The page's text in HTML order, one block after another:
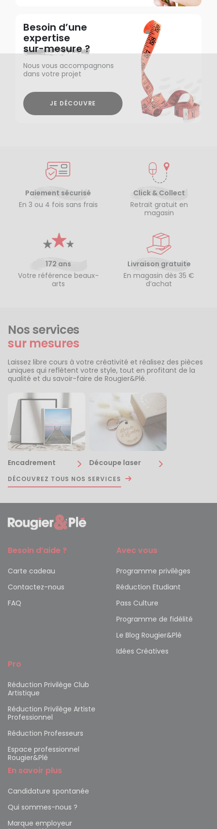
Besoin d’une
expertise
sur-mesure ?
Nous vous accompagnons
dans votre projet
JE DÉCOUVRE
Paiement sécurisé
En 3 ou 4 fois sans frais
Click & Collect
Retrait gratuit en
magasin
172 ans
Votre référence beaux-
arts
Livraison gratuite
En magasin dès 35 €
d’achat
Nos services
sur mesures
Laissez libre cours à votre créativité et réalisez des pièces
uniques qui reflètent votre style, tout en profitant de la
qualité et du savoir-faire de Rougier&Plé.
Encadrement Découpe laser
DÉCOUVREZ TOUS NOS SERVICES
Besoin d’aide ?
Carte cadeau
Contactez-nous
FAQ
Avec vous
Programme privilèges
Réduction Etudiant
Pass Culture
Programme de fidélité
Le Blog Rougier&Plé
Idées Créatives
Pro
Réduction Privilège Club
Artistique
Réduction Privilège Artiste
Professionnel
Réduction Professeurs
Espace professionnel
Rougier&Plé
En savoir plus
Candidature spontanée
Qui sommes-nous ?
Marque employeur